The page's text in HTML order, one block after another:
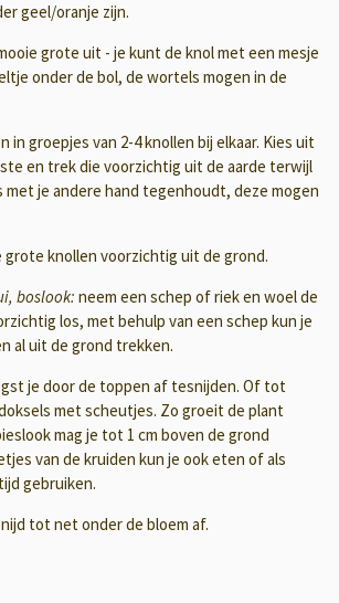
geel/oranje zijn.
grote uit - je kunt de knol met een mesje
onder de bol, de wortels mogen in de
in groepjes van 2-4 knollen bij elkaar. Kies uit
en trek die voorzichtig uit de aarde terwijl
met je andere hand tegenhoudt, deze mogen
grote knollen voorzichtig uit de grond.
boslook: neem een schep of riek en woel de
los, met behulp van een schep kun je
al uit de grond trekken.
je door de toppen af tesnijden. Of tot
met scheutjes. Zo groeit de plant
mag je tot 1 cm boven de grond
van de kruiden kun je ook eten of als
gebruiken.
tot net onder de bloem af.